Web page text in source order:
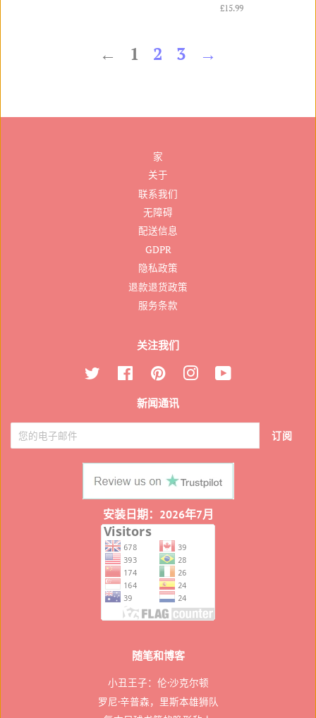
常
£15.99
← 1 2 3 →
家
关于
联系我们
无障碍
配送信息
GDPR
隐私政策
退款退货政策
服务条款
关注我们
喳
Facebook Pinterest Instagram
新闻通讯
订阅
安装日期：2026年7月
随笔和博客
小丑王子：伦·沙克尔顿
罗尼·辛普森，里斯本雄狮队